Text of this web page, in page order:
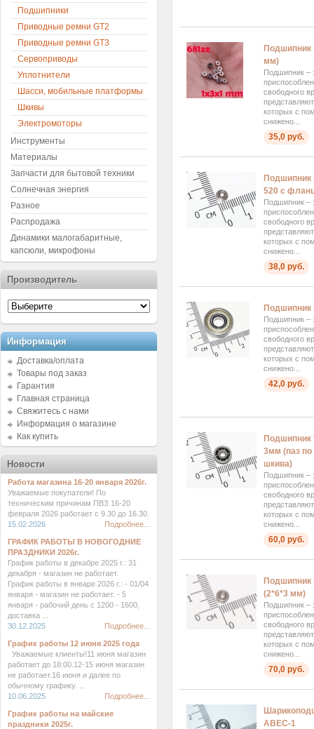
Подшипник
мм)
Подшипник –
свободного
которых с
снижено...
35,0 руб.
Подшипник
520 с
Подшипник –
свободного
которых с
снижено...
38,0 руб.
Подшипник
Подшипник –
свободного
которых с
снижено...
42,0 руб.
Подшипник
3мм (паз
шкива)
Подшипник –
свободного
которых с
снижено...
60,0 руб.
Подшипник
(2*6*3 мм)
Подшипник –
свободного
которых с
снижено...
70,0 руб.
ABEC-1
Подшипники
Приводные ремни GT2
Приводные ремни GT3
Сервоприводы
Уплотнители
Шасси, мобильные платформы
Шкивы
Электромоторы
Инструменты
Материалы
Запчасти для бытовой техники
Солнечная энергия
Разное
Распродажа
Динамики малогабаритные,
капсюли, микрофоны
Производитель
Информация
Доставка/оплата
Товары под заказ
Гарантия
Главная страница
Свяжитесь с нами
Информация о магазине
Как купить
Новости
Работа магазина 16-20 января 2026г.
Уважаемые покупатели! По
техническим причинам ПВЗ 16-20
февраля 2026 работает с 9.30 до 16.30.
15.02.2026
Подробнее...
ГРАФИК РАБОТЫ В НОВОГОДНИЕ
ПРАЗДНИКИ 2026г.
График работы в декабре 2025 г.: 31
декабря - магазин не работает.
График работы в январе 2026 г.: - 01/04
января - магазин не работает. - 5
января - рабочий день с 1200 - 1600,
доставка ...
30.12.2025
Подробнее...
График работы 12 июня 2025 года
Уважаемые клиенты!11 июня магазин
работает до 18:00.12-15 июня магазин
не работает.16 июня и далее по
обычному графику. ...
10.06.2025
Подробнее...
График работы на майские
праздники 2025г.